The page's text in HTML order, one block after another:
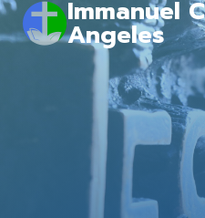
Skip
to
Immanuel
Angeles